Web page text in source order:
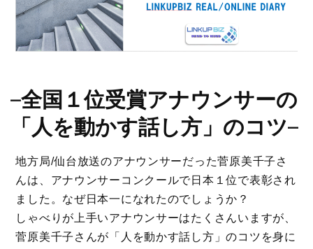
–全国１位受賞アナウンサーの
「人を動かす話し方」のコツ–
地方局/仙台放送のアナウンサーだった菅原美千子さ
んは、アナウンサーコンクールで日本１位で表彰され
ました。なぜ日本一になれたのでしょうか？
しゃべりが上手いアナウンサーはたくさんいますが、
菅原美千子さんが「人を動かす話し方」のコツを身に